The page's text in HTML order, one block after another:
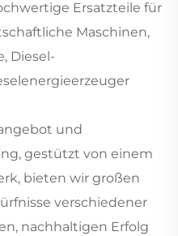
Ersatzteile für
Maschinen,
Diesel-
und
gestützt von einem
bieten wir großen
verschiedener
nachhaltigen Erfolg